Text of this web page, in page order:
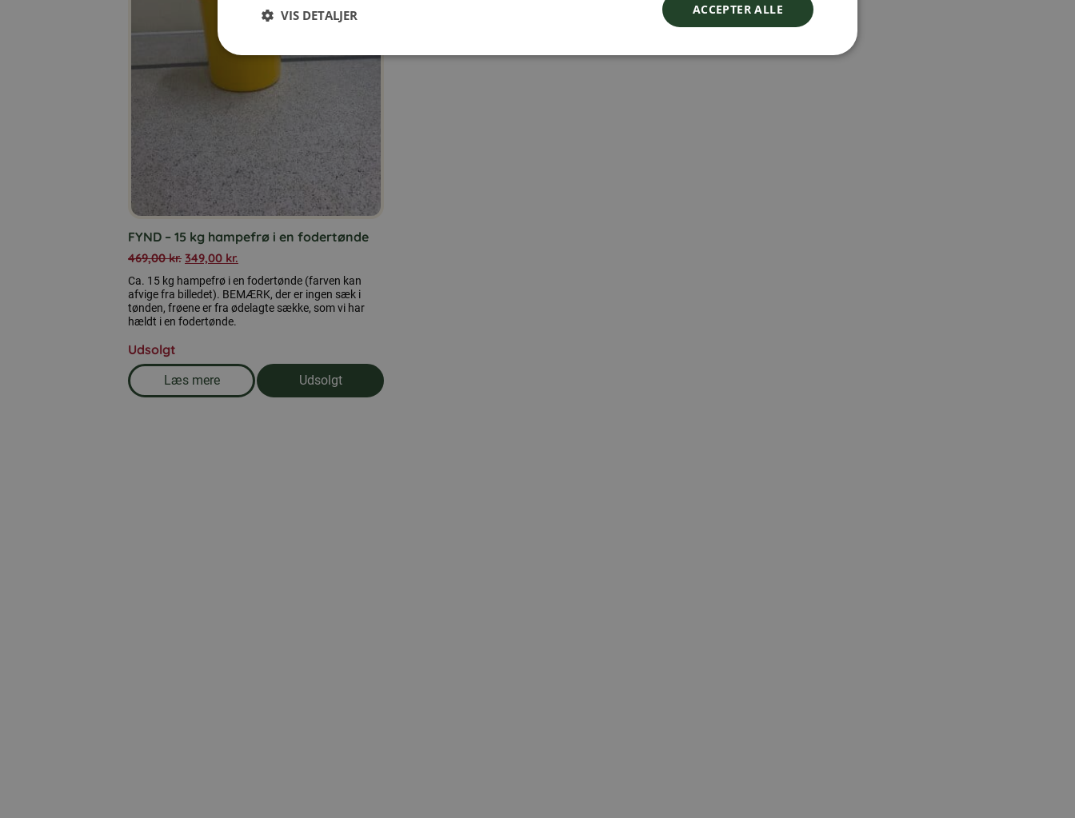
FYND – 15 kg hampefrø i en fodertønde
469,00kr. 349,00 kr.
Ca. 15 kg hampefrø i en fodertønde (farven kan
afvige fra billedet). BEMÆRK, der er ingen sæk i
tønden, frøene er fra ødelagte sække, som vi har
hældt i en fodertønde.
Udsolgt
Læs mere
om produkten FYND - 15 kg hampefrø i en fodertønde
Udsolgt
NORWEGIAN
ACCEPTER ALLE
VIS DETALJER